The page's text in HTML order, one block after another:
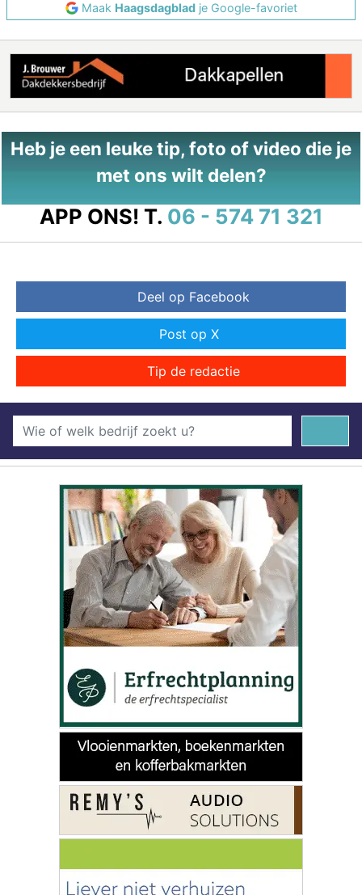
Maak Haagsdagbladje Google-favoriet
Heb je een leuke tip, foto of video die je
met ons wilt delen?
APP ONS! T. 06 - 574 71 321
Deel op Facebook
Post op X
Tip de redactie